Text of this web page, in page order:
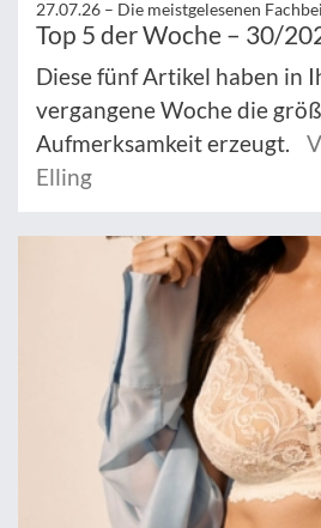
27.07.26 – Die meistgelesenen
Top 5 der Woche – 30/
Diese fünf Artikel haben in
vergangene Woche die
Aufmerksamkeit erzeugt.
Elling